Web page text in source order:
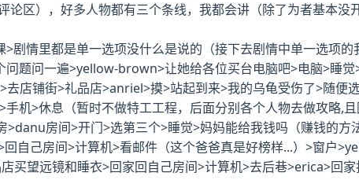
区），好多人物都有三个条线，我都会讲（除了为者基本没开
剧情里都是单一选项没什么是说的（接下去剧情中单一选项
题问一遍>yellow-brown>让她给各位买台电脑吧>电脑>睡
店铺街>礼品店>anriel>摸>站起到来>我的乌龟受伤了>随
机>休息（暂时不做特工工程，后面分别各个人物去做攻略,
房间>开门>选第三个>睡觉>妈妈能给我钱吗（赚钱的
自己房间>计算机>看邮件（这个爸爸真是好榜样...）>窗户
买望远镜和睡衣>回家回自己房间>计算机>去后巷>erica>回